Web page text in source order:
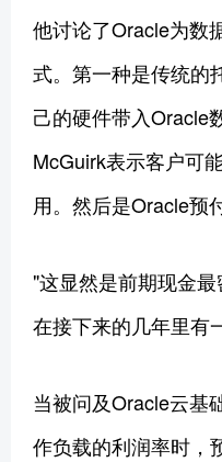
他讨论了Oracle为数
式。第一种是传统的
己的硬件带入Oracle
McGuirk表示客户可
用。然后是Oracle预
"这显然是前期现金
在接下来的几年里有
当被问及Oracle云基
作负载的利润率时，